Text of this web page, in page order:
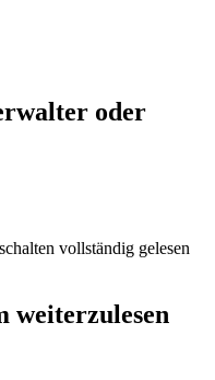
oder
vollständig gelesen
weiterzulesen